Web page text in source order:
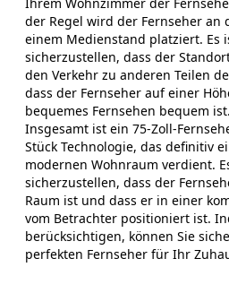
der Regel wird der Fernseher an
einem Medienstand platziert. Es
sicherzustellen, dass der
den Verkehr zu anderen Teilen
dass der Fernseher auf einer
bequemes Fernsehen bequem ist.
Insgesamt ist ein 75-Zoll-
Stück Technologie, das definitiv
modernen Wohnraum verdient.
sicherzustellen, dass der
Raum ist und dass er in einer
vom Betrachter positioniert ist.
berücksichtigen, können Sie
perfekten Fernseher für Ihr